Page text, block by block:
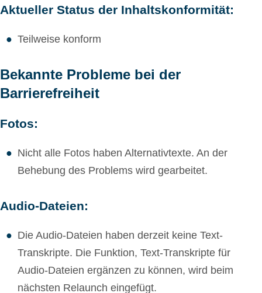
Aktueller Status der Inhaltskonformität:
Teilweise konform
Bekannte Probleme bei der
Barrierefreiheit
Fotos:
Nicht alle Fotos haben Alternativtexte. An der
Behebung des Problems wird gearbeitet.
Audio-Dateien:
Die Audio-Dateien haben derzeit keine Text-
Transkripte. Die Funktion, Text-Transkripte für
Audio-Dateien ergänzen zu können, wird beim
nächsten Relaunch eingefügt.